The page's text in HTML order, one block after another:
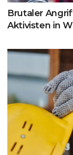
Brutaler
Aktivisten in